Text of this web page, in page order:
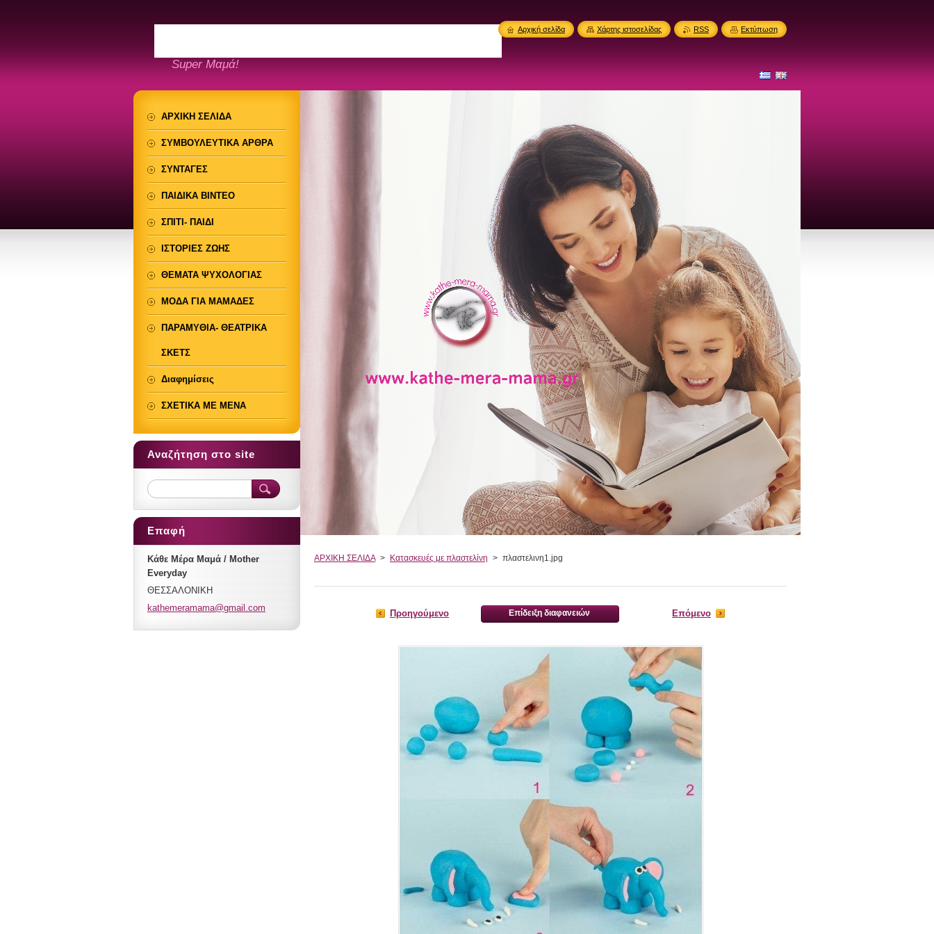
Super Μαμά!
ΑΡΧΙΚΗ ΣΕΛΙΔΑ > Κατασκευές με πλαστελίνη > πλαστελινη1.jpg
Προηγούμενο Επίδειξη διαφανειών Επόμενο
ΑΡΧΙΚΗ ΣΕΛΙΔΑ
ΣΥΜΒΟΥΛΕΥΤΙΚΑ ΑΡΘΡΑ
ΣΥΝΤΑΓΕΣ
ΠΑΙΔΙΚΑ ΒΙΝΤΕΟ
ΣΠΙΤΙ- ΠΑΙΔΙ
ΙΣΤΟΡΙΕΣ ΖΩΗΣ
ΘΕΜΑΤΑ ΨΥΧΟΛΟΓΙΑΣ
ΜΟΔΑ ΓΙΑ ΜΑΜΑΔΕΣ
ΠΑΡΑΜΥΘΙΑ- ΘΕΑΤΡΙΚΑ
ΣΚΕΤΣ
Διαφημίσεις
ΣΧΕΤΙΚΑ ΜΕ ΜΕΝΑ
Αναζήτηση στο site
Επαφή
Κάθε Μέρα Μαμά / Mother
Everyday
ΘΕΣΣΑΛΟΝΙΚΗ
kathemeramama@gmail.com
Αρχική σελίδα Χάρτης ιστοσελίδας RSS Εκτύπωση